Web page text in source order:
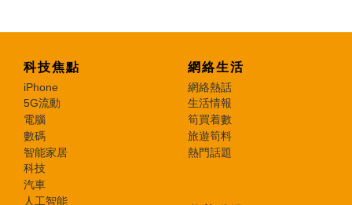
科技焦點
iPhone
5G流動
電腦
數碼
智能家居
科技
汽車
人工智能
網絡生活
網絡熱話
生活情報
筍買着數
旅遊筍料
熱門話題